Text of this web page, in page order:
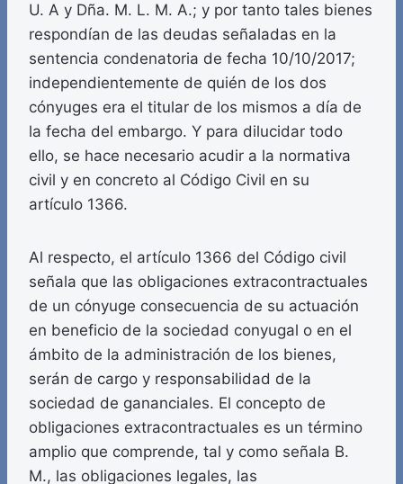
U. A y Dña. M. L. M. A.; y por tanto tales bienes
respondían de las deudas señaladas en la
sentencia condenatoria de fecha 10/10/2017;
independientemente de quién de los dos
cónyuges era el titular de los mismos a día de
la fecha del embargo. Y para dilucidar todo
ello, se hace necesario acudir a la normativa
civil y en concreto al Código Civil en su
artículo 1366.
Al respecto, el artículo 1366 del Código civil
señala que las obligaciones extracontractuales
de un cónyuge consecuencia de su actuación
en beneficio de la sociedad conyugal o en el
ámbito de la administración de los bienes,
serán de cargo y responsabilidad de la
sociedad de gananciales. El concepto de
obligaciones extracontractuales es un término
amplio que comprende, tal y como señala B.
M., las obligaciones legales, las